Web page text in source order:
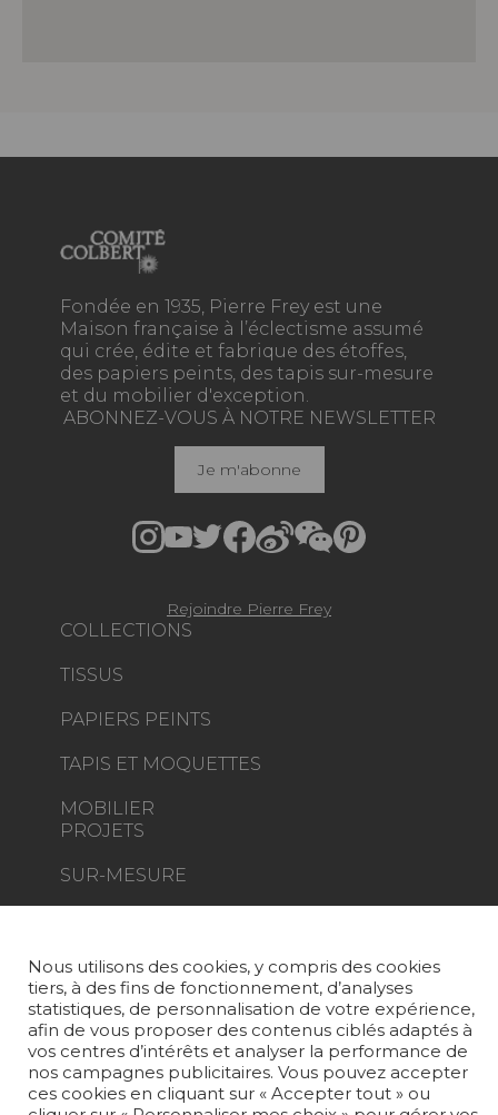
Fondée en 1935, Pierre Frey est une
Maison française à l’éclectisme assumé
qui crée, édite et fabrique des étoffes,
des papiers peints, des tapis sur-mesure
et du mobilier d'exception.
COLLECTIONS
TISSUS
PAPIERS PEINTS
TAPIS ET MOQUETTES
MOBILIER
PROJETS
SUR-MESURE
LA MAISON
OÙ NOUS TROUVER ?
ABONNEZ-VOUS À NOTRE NEWSLETTER
Je m'abonne
Rejoindre Pierre Frey
Nous utilisons des cookies, y compris des cookies
tiers, à des fins de fonctionnement, d’analyses
statistiques, de personnalisation de votre expérience,
afin de vous proposer des contenus ciblés adaptés à
vos centres d’intérêts et analyser la performance de
nos campagnes publicitaires. Vous pouvez accepter
ces cookies en cliquant sur « Accepter tout » ou